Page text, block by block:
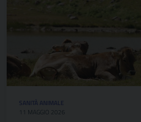
SANITÀ ANIMALE
11 MAGGIO 2026